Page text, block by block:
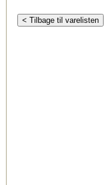
< Tilbage til varelisten